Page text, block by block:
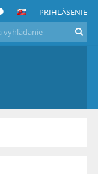
PRIHLÁSENIE